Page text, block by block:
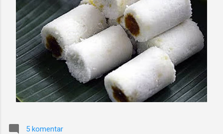
5 komentar